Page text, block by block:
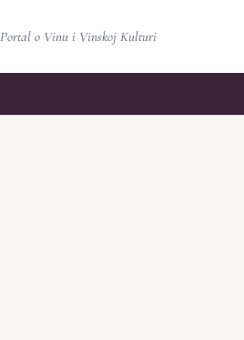
Portal o Vinu i Vinskoj Kulturi